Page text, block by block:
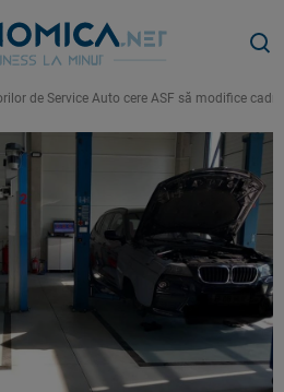
de Service Auto cere ASF să modifice